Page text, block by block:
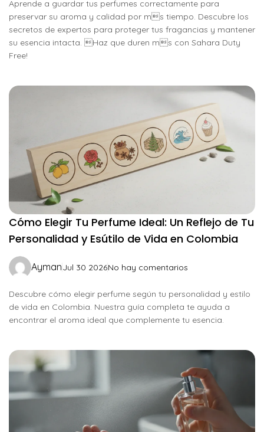
Aprende a guardar tus perfumes correctamente para
preservar su aroma y calidad por ms tiempo. Descubre los
secretos de expertos para proteger tus fragancias y mantener
su esencia intacta. Haz que duren ms con Sahara Duty
Free!
Cómo Elegir Tu Perfume Ideal: Un Reflejo de Tu
Personalidad y Esútilo de Vida en Colombia
AymanJul 30 2026No hay comentarios
Descubre cómo elegir perfume según tu personalidad y estilo
de vida en Colombia. Nuestra guía completa te ayuda a
encontrar el aroma ideal que complemente tu esencia.